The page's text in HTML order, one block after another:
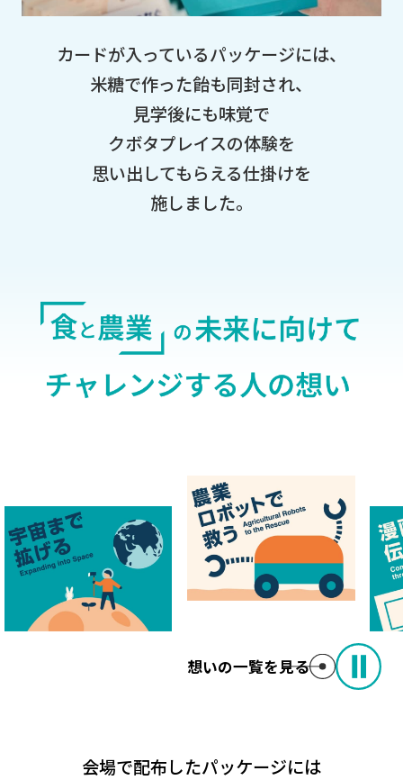
カードが入っているパッケージには、
米糖で作った飴も同封され、
見学後にも味覚で
クボタプレイスの体験を
思い出してもらえる仕掛けを
施しました。
想いの一覧を見る
会場で配布したパッケージには